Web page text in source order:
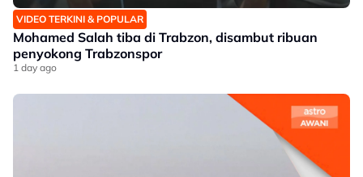
VIDEO TERKINI & POPULAR
Mohamed Salah tiba di Trabzon, disambut ribuan
penyokong Trabzonspor
1 day ago